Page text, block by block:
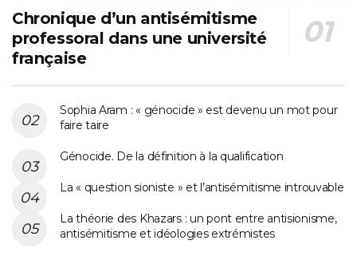
Chronique d’un antisémitisme
professoral dans une université
française
Sophia Aram : « génocide » est devenu un mot pour
faire taire
Génocide. De la définition à la qualification
La « question sioniste » et l’antisémitisme introuvable
La théorie des Khazars : un pont entre antisionisme,
antisémitisme et idéologies extrémistes